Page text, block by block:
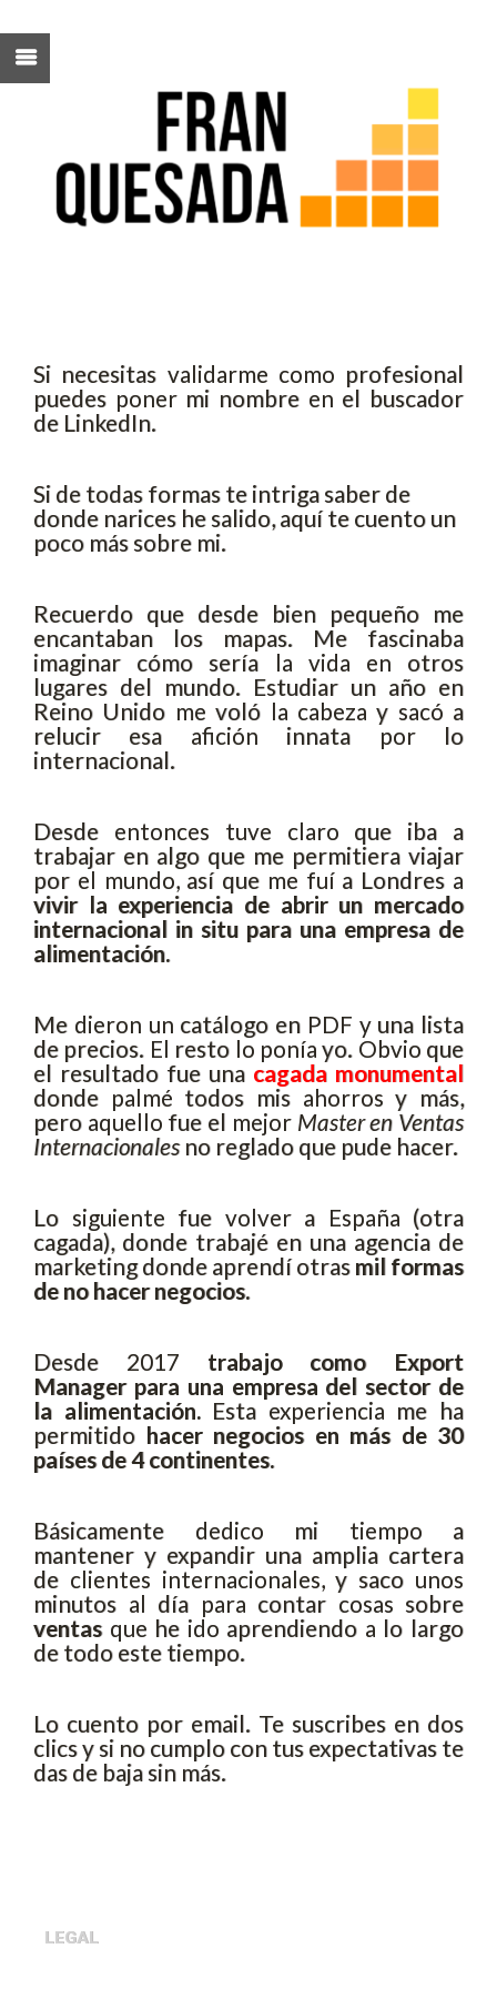
Si necesitas validarme como profesional
puedes poner mi nombre en el buscador
de LinkedIn.
Si de todas formas te intriga saber de
donde narices he salido, aquí te cuento un
poco más sobre mi.
Recuerdo que desde bien pequeño me
encantaban los mapas. Me fascinaba
imaginar cómo sería la vida en otros
lugares del mundo. Estudiar un año en
Reino Unido me voló la cabeza y sacó a
relucir esa afición innata por lo
internacional.
Desde entonces tuve claro que iba a
trabajar en algo que me permitiera viajar
por el mundo, así que me fuí a Londres a
vivir la experiencia de abrir un mercado
internacional in situ para una empresa de
alimentación.
Me dieron un catálogo en PDF y una lista
de precios. El resto lo ponía yo. Obvio que
el resultado fue una cagada monumental
donde palmé todos mis ahorros y más,
pero aquello fue el mejor Master en Ventas
Internacionalesno reglado que pude hacer.
Lo siguiente fue volver a España (otra
cagada), donde trabajé en una agencia de
marketing donde aprendí otras mil formas
de no hacer negocios.
Desde 2017 trabajo como Export
Manager para una empresa del sector de
la alimentación.Esta experiencia me ha
permitido hacer negocios en más de 30
países de 4 continentes.
Básicamente dedico mi tiempo a
mantener y expandir una amplia cartera
de clientes internacionales, y saco unos
minutos al día para contar cosas sobre
ventasque he ido aprendiendo a lo largo
de todo este tiempo.
Lo cuento por email. Te suscribes en dos
clics y si no cumplo con tus expectativas te
das de baja sin más.
LEGAL